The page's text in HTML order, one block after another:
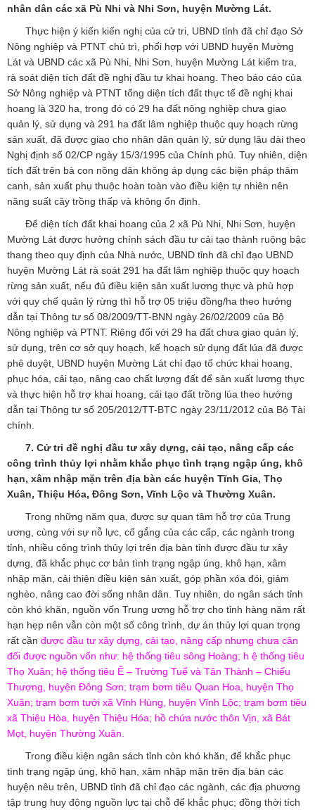
nhân dân các xã Pù Nhi và Nhi Sơn, huyện Mường Lát.
Thực hiện ý kiến kiến nghị của cử tri, UBND tỉnh đã chỉ đạo Sở
Nông nghiệp và PTNT chủ trì, phối hợp với UBND huyện Mường
Lát và UBND các xã Pù Nhi, Nhi Sơn, huyện Mường Lát kiểm tra,
rà soát diện tích đất đề nghị đầu tư khai hoang. Theo báo cáo của
Sở Nông nghiệp và PTNT tổng diện tích đất thực tế đề nghị khai
hoang là 320 ha, trong đó có 29 ha đất nông nghiệp chưa giao
quản lý, sử dụng và 291 ha đất lâm nghiệp thuộc quy hoạch rừng
sản xuất, đã được giao cho nhân dân quản lý, sử dụng lâu dài theo
Nghị định số 02/CP ngày 15/3/1995 của Chính phủ. Tuy nhiên, diện
tích đất trên bà con nông dân không áp dụng các biện pháp thâm
canh, sản xuất phụ thuộc hoàn toàn vào điều kiện tự nhiên nên
năng suất cây trồng thấp và không ổn định.
Để diện tích đất khai hoang của 2 xã Pù Nhi, Nhi Sơn, huyện
Mường Lát được hưởng chính sách đầu tư cải tạo thành ruộng bậc
thang theo quy định của Nhà nước, UBND tỉnh đã chỉ đạo UBND
huyện Mường Lát rà soát 291 ha đất lâm nghiệp thuộc quy hoạch
rừng sản xuất, nếu đủ điều kiện sản xuất lương thực và phù hợp
với quy chế quản lý rừng thì hỗ trợ 05 triệu đồng/ha theo hướng
dẫn tại Thông tư số 08/2009/TT-BNN ngày 26/02/2009 của Bộ
Nông nghiệp và PTNT. Riêng đối với 29 ha đất chưa giao quản lý,
sử dụng, trên cơ sở quy hoạch, kế hoạch sử dụng đất lúa đã được
phê duyệt, UBND huyện Mường Lát chỉ đạo tổ chức khai hoang,
phục hóa, cải tạo, nâng cao chất lượng đất để sản xuất lương thực
và thực hiện hỗ trợ khai hoang, cải tạo đất trồng lúa theo hướng
dẫn tại Thông tư số 205/2012/TT-BTC ngày 23/11/2012 của Bộ Tài
chính.
7. Cử tri đề nghị đầu tư xây dựng, cải tạo, nâng cấp các
công trình thủy lợi nhằm khắc phục tình trạng ngập úng, khô
hạn, xâm nhập mặn trên địa bàn các huyện Tĩnh Gia, Thọ
Xuân, Thiệu Hóa, Đông Sơn, Vĩnh Lộc và Thường Xuân.
Trong những năm qua, được sự quan tâm hỗ trợ của Trung
ương, cùng với sự nỗ lực, cố gắng của các cấp, các ngành trong
tỉnh, nhiều công trình thủy lợi trên địa bàn tỉnh được đầu tư xây
dựng, đã khắc phục cơ bản tình trạng ngập úng, khô hạn, xâm
nhập mặn, cải thiện điều kiện sản xuất, góp phần xóa đói, giảm
nghèo, nâng cao đời sống nhân dân. Tuy nhiên, do ngân sách tỉnh
còn khó khăn, nguồn vốn Trung ương hỗ trợ cho tỉnh hàng năm rất
hạn hẹp nên vẫn còn một số công trình, dự án thủy lợi quan trọng
rất cần được đầu tư xây dựng, cải tạo, nâng cấp nhưng chưa cân
đối được nguồn vốn như: hệ thống tiêu sông Hoàng; h ệ thống tiêu
Thọ Xuân; hệ thống tiêu Ê – Trường Tuế và Tân Thành – Chiếu
Thượng, huyện Đông Sơn; trạm bơm tiêu Quan Hoa, huyện Thọ
Xuân; trạm bơm tưới xã Vĩnh Hùng, huyện Vĩnh Lộc; trạm bơm tiêu
xã Thiệu Hòa, huyện Thiệu Hóa; hồ chứa nước thôn Vịn, xã Bát
Mọt, huyện Thường Xuân.
Trong điều kiện ngân sách tỉnh còn khó khăn, để khắc phục
tình trạng ngập úng, khô hạn, xâm nhập mặn trên địa bàn các
huyện nêu trên, UBND tỉnh đã chỉ đạo các ngành, các địa phương
tập trung huy động nguồn lực tại chỗ để khắc phục; đồng thời tích